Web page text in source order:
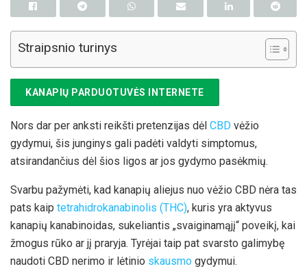
Straipsnio turinys
KANAPIŲ PARDUOTUVĖS INTERNETE
Nors dar per anksti reikšti pretenzijas dėl CBD vėžio
gydymui, šis junginys gali padėti valdyti simptomus,
atsirandančius dėl šios ligos ar jos gydymo pasėkmių.
Svarbu pažymėti, kad kanapių aliejus nuo vėžio CBD nėra tas
pats kaip tetrahidrokanabinolis (THC), kuris yra aktyvus
kanapių kanabinoidas, sukeliantis „svaiginamąjį“ poveikį, kai
žmogus rūko ar jį praryja. Tyrėjai taip pat svarsto galimybę
naudoti CBD nerimo ir lėtinio skausmo gydymui.